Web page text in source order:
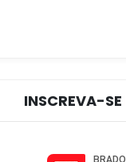
INSCREVA-SE